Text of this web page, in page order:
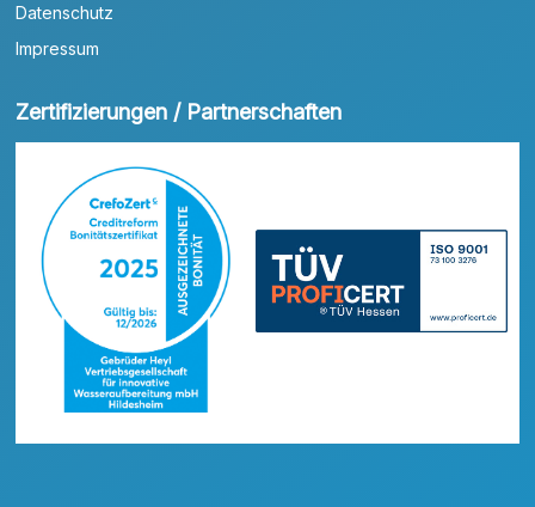
Datenschutz
Impressum
Zertifizierungen / Partnerschaften